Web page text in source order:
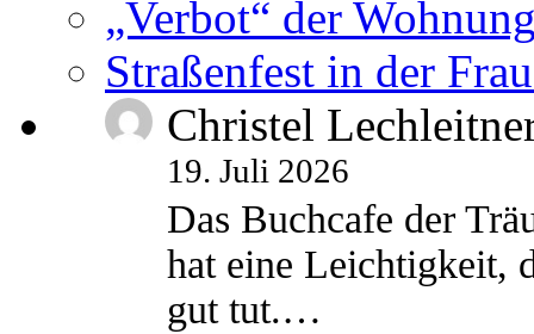
„Verbot“ der
Straßenfest in der
Christel
19. Juli 2026
Das Buchcafe der
hat eine Leichtigkeit,
gut tut.…